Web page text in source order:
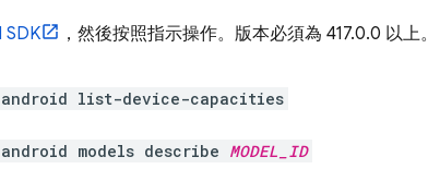
，然後按照指示操作。版本必須為 417.0.0 以上。
list-device-capacities
models describe MODEL_ID